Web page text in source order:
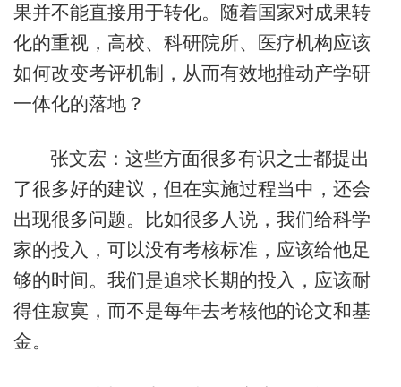
果并不能直接用于转化。随着国家对成果转
化的重视，高校、科研院所、医疗机构应该
如何改变考评机制，从而有效地推动产学研
一体化的落地？
张文宏：这些方面很多有识之士都提出
了很多好的建议，但在实施过程当中，还会
出现很多问题。比如很多人说，我们给科学
家的投入，可以没有考核标准，应该给他足
够的时间。我们是追求长期的投入，应该耐
得住寂寞，而不是每年去考核他的论文和基
金。